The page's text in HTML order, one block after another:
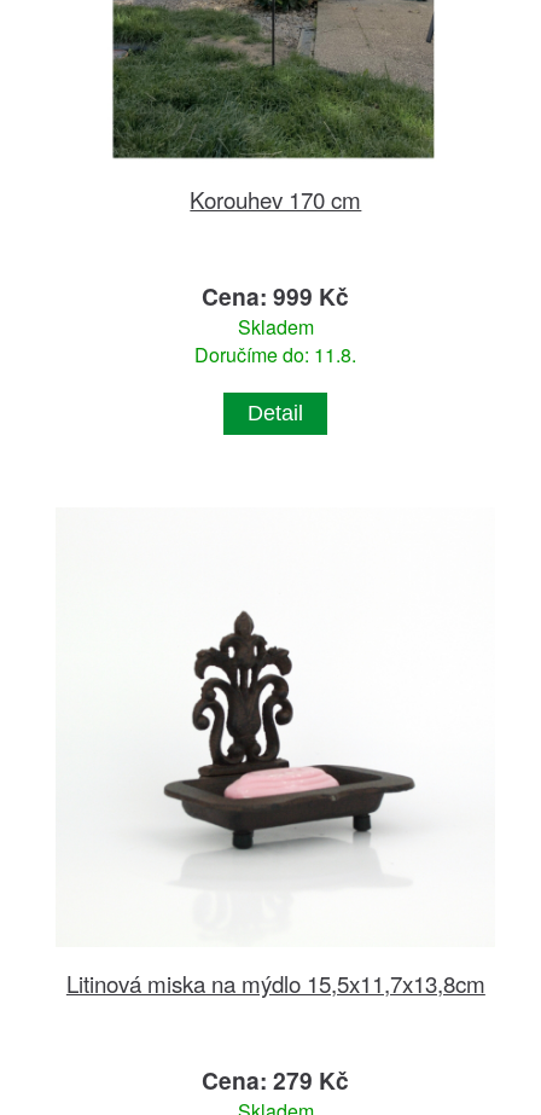
Korouhev 170 cm
Cena: 999 Kč
Skladem
Doručíme do: 11.8.
Detail
Litinová miska na mýdlo 15,5x11,7x13,8cm
Cena: 279 Kč